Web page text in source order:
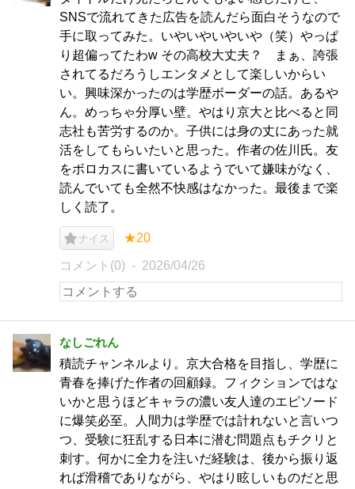
SNSで流れてきた広告を読んだら面白そうなので
手に取ってみた。いやいやいやいや（笑）やっぱ
り超偏ってたわw その高校大丈夫？ まぁ、誇張
されてるだろうしエンタメとして楽しいからい
い。興味深かったのは学歴ボーダーの話。あるや
ん。めっちゃ分厚い壁。やはり京大と比べると同
志社も苦労するのか。子供には身の丈にあった就
活をしてもらいたいと思った。作者の佐川氏。友
をボロカスに書いているようでいて嫌味がなく、
読んでいても全然不快感はなかった。最後まで楽
しく読了。
ナイス ★20
コメント(0) 2026/04/26
なしごれん
積読チャンネルより。京大合格を目指し、学歴に
青春を捧げた作者の回顧録。フィクションではな
いかと思うほどキャラの濃い友人達のエピソード
に爆笑必至。人間力は学歴では計れないと言いつ
つ、受験に狂乱する日本に潜む問題点もチクリと
刺す。何かに全力を注いだ経験は、後から振り返
れば滑稽でありながら、やはり眩しいものだと思